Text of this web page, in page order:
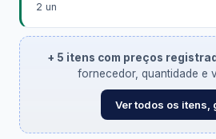
2 un
+ 5 itens com preços
fornecedor, quantidade e
Ver todos os itens,